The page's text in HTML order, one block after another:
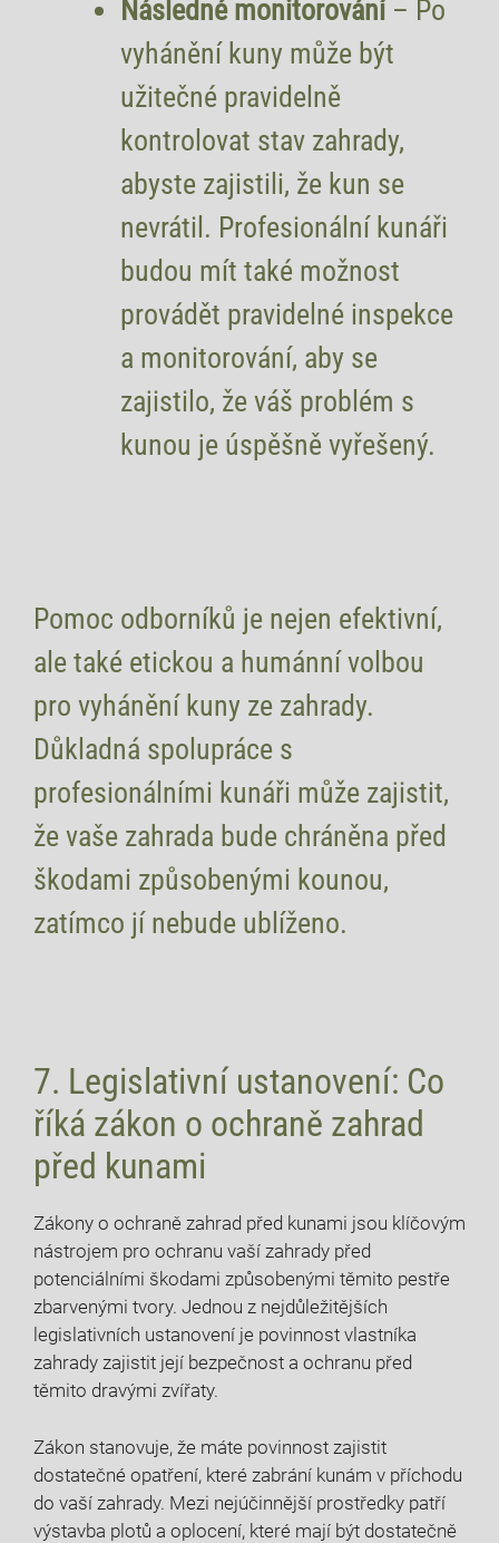
Následné monitorování – Po
vyhánění kuny může být
užitečné pravidelně
kontrolovat stav zahrady,
abyste zajistili, že kun se
nevrátil. Profesionální kunáři
budou mít také možnost
provádět pravidelné inspekce
a monitorování, aby se
zajistilo, že váš problém s
kunou je úspěšně vyřešený.
Pomoc odborníků je nejen efektivní,
ale také etickou a humánní volbou
pro vyhánění kuny ze zahrady.
Důkladná spolupráce s
profesionálními kunáři může zajistit,
že vaše zahrada bude chráněna před
škodami způsobenými kounou,
zatímco jí nebude ublíženo.
7. Legislativní ustanovení: Co
říká zákon o ochraně zahrad
před kunami
Zákony o ochraně zahrad před kunami jsou klíčovým
nástrojem pro ochranu vaší zahrady před
potenciálními škodami způsobenými těmito pestře
zbarvenými tvory. Jednou z nejdůležitějších
legislativních ustanovení je povinnost vlastníka
zahrady zajistit její bezpečnost a ochranu před
těmito dravými zvířaty.
Zákon stanovuje, že máte povinnost zajistit
dostatečné opatření, které zabrání kunám v příchodu
do vaší zahrady. Mezi nejúčinnější prostředky patří
výstavba plotů a oplocení, které mají být dostatečně